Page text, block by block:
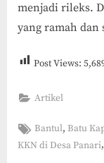
menjadi rileks.
yang ramah dan
Post Views:
Artikel
Tags:
Bantul,Batu
KKN di Desa Panari,